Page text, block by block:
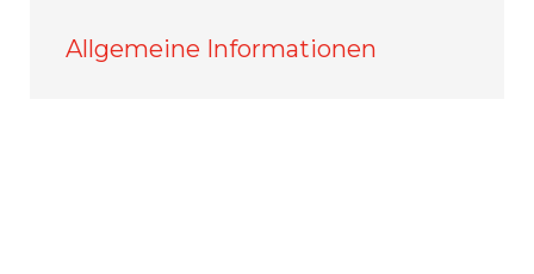
Allgemeine Informationen